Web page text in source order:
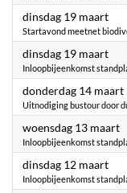
dinsdag 19 maart2024
Startavond meetnet
dinsdag 19 maart2024
Inloopbijeenkomst
donderdag 14 maart
Uitnodiging bustour door
woensdag 13 maart
Inloopbijeenkomst
dinsdag 12 maart2024
Inloopbijeenkomst